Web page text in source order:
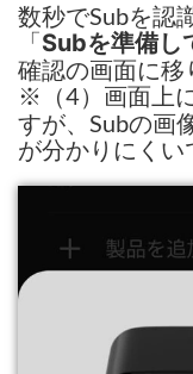
数秒でSubを認
「Subを準備し
確認の画面に移
※（4）画面上
すが、Subの画
が分かりにくい